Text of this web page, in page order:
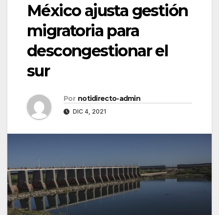
México ajusta gestión
migratoria para
descongestionar el
sur
Por notidirecto-admin
DIC 4, 2021